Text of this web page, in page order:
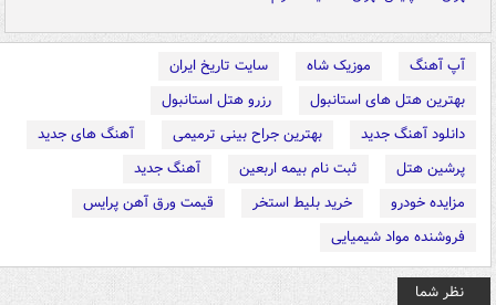
آپ آهنگ موزیک شاه
سایت تاریخ ایران
بهترین هتل های استانبول
رزرو هتل استانبول
دانلود آهنگ جدید
بهترین جراح بینی ترمیمی
آهنگ های جدید
پرشین هتل
ثبت نام بیمه اربعین
آهنگ جدید
مزایده خودرو
خرید بلیط استخر
قیمت ورق آهن پرایس
فروشنده مواد شیمیایی
نظر شما